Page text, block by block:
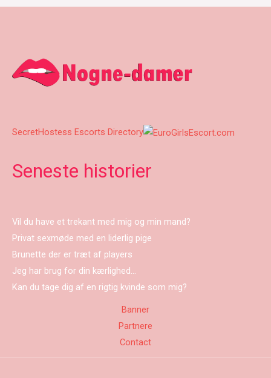
SecretHostess Escorts Directory
Seneste historier
Vil du have et trekant med mig og min mand?
Privat sexmøde med en liderlig pige
Brunette der er træt af players
Jeg har brug for din kærlighed…
Kan du tage dig af en rigtig kvinde som mig?
Banner
Partnere
Contact